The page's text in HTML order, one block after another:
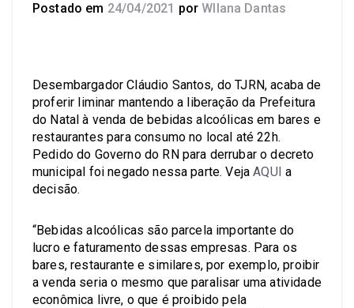
Postado em 24/04/2021 por Wllana Dantas
Desembargador Cláudio Santos, do TJRN, acaba de
proferir liminar mantendo a liberação da Prefeitura
do Natal à venda de bebidas alcoólicas em bares e
restaurantes para consumo no local até 22h.
Pedido do Governo do RN para derrubar o decreto
municipal foi negado nessa parte. VejaAQUI a
decisão.
“Bebidas alcoólicas são parcela importante do
lucro e faturamento dessas empresas. Para os
bares, restaurante e similares, por exemplo, proibir
a venda seria o mesmo que paralisar uma atividade
econômica livre, o que é proibido pela